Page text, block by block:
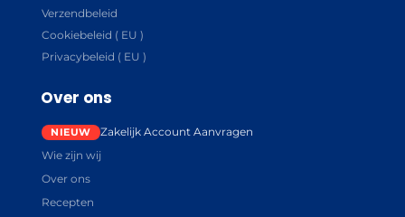
Verzendbeleid
Cookiebeleid ( EU )
Privacybeleid ( EU )
Over ons
Zakelijk Account Aanvragen
Wie zijn wij
Over ons
Recepten